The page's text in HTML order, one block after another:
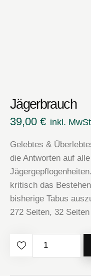
Jägerbrauch
39,00 € inkl.
Gelebtes &
die Antworten auf
kritisch das
bisherige Tabus
272 Seiten, 32
Jägerbrauch